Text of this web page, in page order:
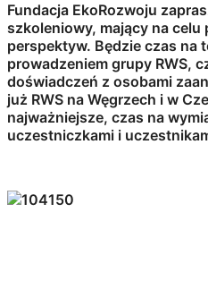
Fundacja EkoRozwoju
szkoleniowy, mający na celu
perspektyw. Będzie czas na
prowadzeniem grupy RWS,
doświadczeń z osobami
już RWS na Węgrzech i w
najważniejsze, czas na
uczestniczkami i